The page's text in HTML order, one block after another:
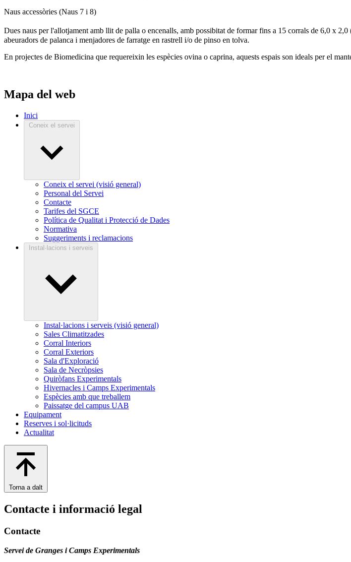
Naus accessòries (Naus 7 i 8)
Dues naus per l'allotjament amb llit de palla o encenalls, amb possibitat de formar fins a 15 corrals de 6,0 x 2,0
abeuradors de palanca i menjadores de farratge en rastrell i/o de pinso en tolva.
En projectes de Biomedicina que requereixin les espècies ovina o caprina, aquests espais son ideals per el
Mapa del web
Inici
Coneix el servei
Coneix el servei (visió general)
Personal del Servei
Contacte
Tarifes del SGCE
Política de Qualitat i Protecció de Dades
Normativa
Suggeriments i reclamacions
Instal·lacions i serveis
Instal·lacions i serveis (visió general)
Sales Climatitzades
Corral Interiors
Corral Exteriors
Sala d'Exploració
Sala de Necròpsies
Quiròfans Experimentals
Hivernacles i Camps Experimentals
Espècies amb que treballem
Paissatge del campus UAB
Equipament
Reserves i sol·licituds
Actualitat
Torna a dalt
Contacte i informació legal
Contacte
Servei de Granges i Camps Experimentals